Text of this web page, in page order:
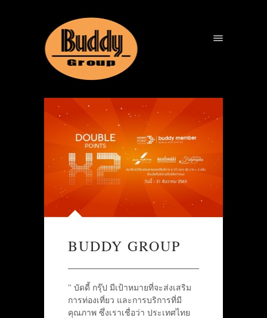
BUDDY GROUP
" บัดดี้ กรุ๊ป มีเป้าหมายที่จะส่งเสริม
การท่องเที่ยว และการบริการที่มี
คุณภาพ ซึ่งเราเชื่อว่า ประเทศไทย